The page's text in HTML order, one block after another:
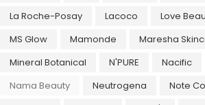
La Roche-Posay
Lacoco
Love
MS Glow
Mamonde Maresha
Mineral Botanical
N'PURE Nacific
Nama Beauty
Neutrogena
Note